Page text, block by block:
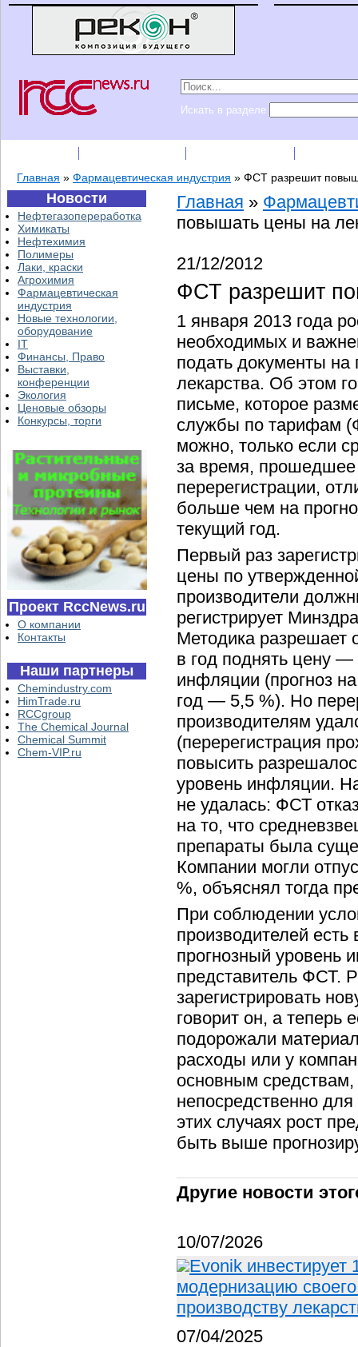
Искать в разделе
Главная » Фармацевтическая индустрия » ФСТ разрешит
Новости
Нефтегазопереработка
Химикаты
Нефтехимия
Полимеры
Лаки, краски
Агрохимия
Фармацевтическая
индустрия
Новые технологии,
оборудование
IT
Финансы, Право
Выставки,
конференции
Экология
Ценовые обзоры
Конкурсы, торги
Проект RccNews.ru
О компании
Контакты
Наши партнеры
Chemindustry.com
HimTrade.ru
RCCgroup
The Chemical Journal
Chemical Summit
Chem-VIP.ru
Главная »
повышать цены на
21/12/2012
ФСТ разрешит
1 января 2013 года
необходимых и
подать документы на
лекарства. Об этом
письме, которое
службы по тарифам
можно, только если
за время, прошедшее
перерегистрации,
больше чем на
текущий год.
Первый раз
цены по
производители
регистрирует
Методика разрешает
в год поднять цену
инфляции (прогноз
год — 5,5 %). Но
производителям
(перерегистрация
повысить
уровень инфляции.
не удалась: ФСТ
на то, что
препараты была
Компании могли
%, объяснял тогда
При соблюдении
производителей
прогнозный уровень
представитель ФСТ.
зарегистрировать
говорит он, а теперь
подорожали
расходы или у
основным
непосредственно
этих случаях рост
быть выше
Другие новости
10/07/2026
Evonik
модернизацию
производству
07/04/2025